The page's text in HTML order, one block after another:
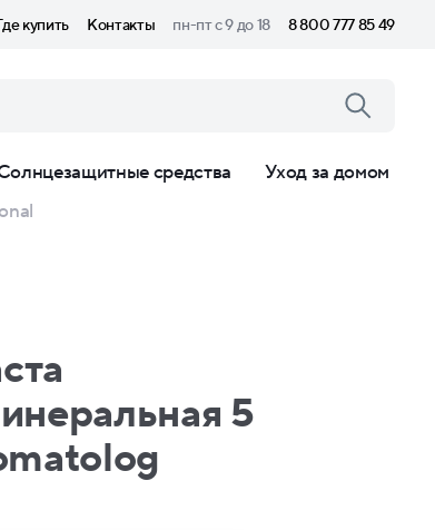
купить Контакты пн-пт с 9 до 18 8 800 777 85 49
средства
Уход за домом
5